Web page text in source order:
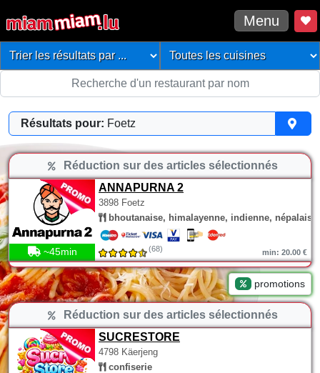
Menu
Résultats pour: Foetz
Réduction sur des articles sélectionnés
ANNAPURNA 2
3898 Foetz
bhoutanaise, himalayenne, indienne, népalaise
~45min (68) min: 20.00 €
promotions
Réduction sur des articles sélectionnés
SUCRESTORE
4798 Käerjeng
confiserie